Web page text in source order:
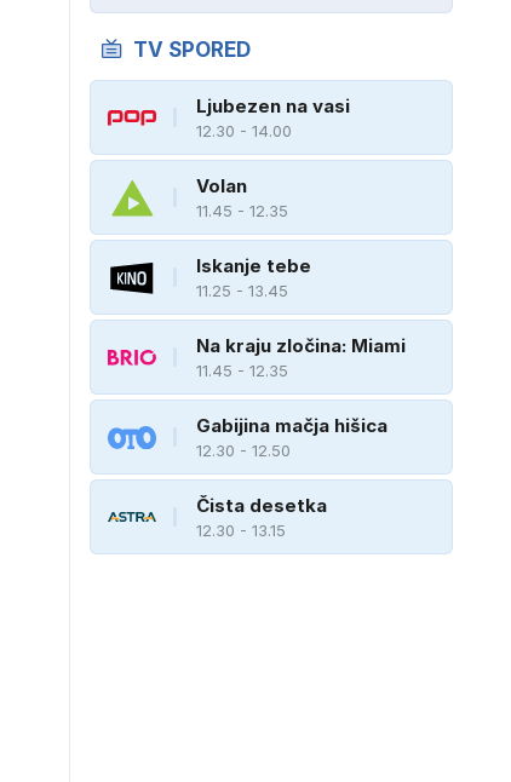
TV SPORED
Ljubezen na vasi
12.30 - 14.00
Volan
11.45 - 12.35
Iskanje tebe
11.25 - 13.45
Na kraju zločina: Miami
11.45 - 12.35
Gabijina mačja hišica
12.30 - 12.50
Čista desetka
12.30 - 13.15